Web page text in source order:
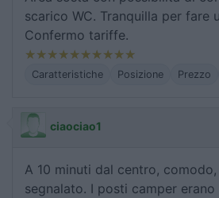
scarico WC. Tranquilla per fare
Confermo tariffe.
Caratteristiche Posizione Prezzo
ciaociao1
A 10 minuti dal centro,
segnalato. I posti camper